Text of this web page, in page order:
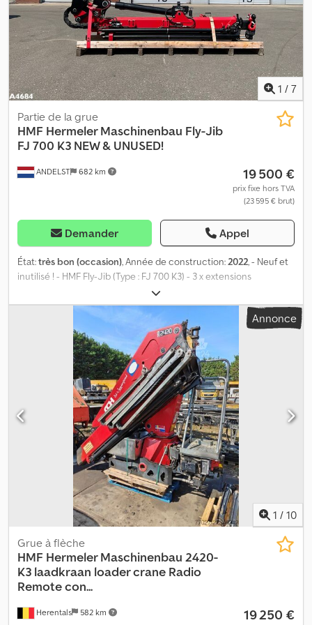
1 / 7
ANDELST 682 km
Partie de la grue
HMF Hermeler Maschinenbau Fly-Jib
FJ 700 K3 NEW & UNUSED!
19 500 €
prix fixe hors TVA
(23 595 € brut)
Demander Appel
État:très bon (occasion), Année de construction:2022, - Neuf et
inutilisé ! - HMF Fly-Jib (Type : FJ 700 K3) - 3 x extensions
hydrauliques Dsdpfx Ahezrv R Tscock - Lampe de travail *
Également disponible en combinaison avec notre grue de
chargement HMF 23 tonnes (Type : 2320K -RCS) A4686 =
Informations complémentaires = État technique : très bon État
visuel : très bon Fabricant : Clean Mat Trucks B.V.
Wageningsestraat 17 6673DB ANDELST, NL
Annonce
1 / 10
Herentals 582 km
Grue à flèche
HMF Hermeler Maschinenbau 2420-
K3 laadkraan loader crane Radio
Remote con...
19 250 €